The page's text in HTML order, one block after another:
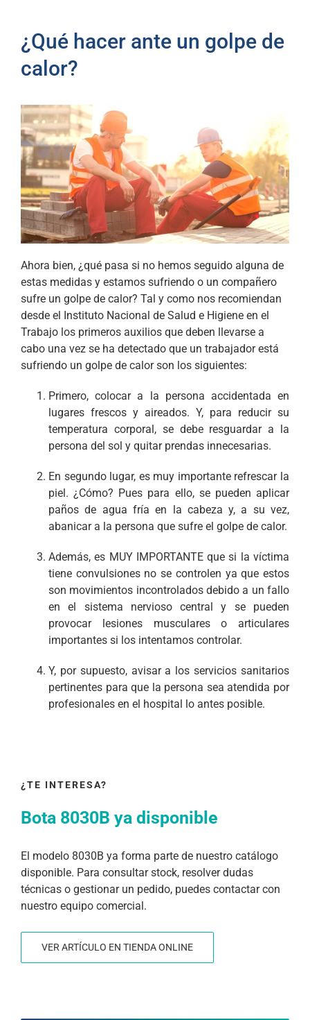
¿Qué hacer ante un golpe de
calor?
Ahora bien, ¿qué pasa si no hemos seguido alguna de
estas medidas y estamos sufriendo o un compañero
sufre un golpe de calor? Tal y como nos recomiendan
desde el Instituto Nacional de Salud e Higiene en el
Trabajo los primeros auxilios que deben llevarse a
cabo una vez se ha detectado que un trabajador está
sufriendo un golpe de calor son los siguientes:
Primero, colocar a la persona accidentada en
lugares frescos y aireados. Y, para reducir su
temperatura corporal, se debe resguardar a la
persona del sol y quitar prendas innecesarias.
En segundo lugar, es muy importante refrescar la
piel. ¿Cómo? Pues para ello, se pueden aplicar
paños de agua fría en la cabeza y, a su vez,
abanicar a la persona que sufre el golpe de calor.
Además, es MUY IMPORTANTE que si la víctima
tiene convulsiones no se controlen ya que estos
son movimientos incontrolados debido a un fallo
en el sistema nervioso central y se pueden
provocar lesiones musculares o articulares
importantes si los intentamos controlar.
Y, por supuesto, avisar a los servicios sanitarios
pertinentes para que la persona sea atendida por
profesionales en el hospital lo antes posible.
¿TE INTERESA?
Bota 8030B ya disponible
El modelo 8030B ya forma parte de nuestro catálogo
disponible. Para consultar stock, resolver dudas
técnicas o gestionar un pedido, puedes contactar con
nuestro equipo comercial.
VER ARTÍCULO EN TIENDA ONLINE